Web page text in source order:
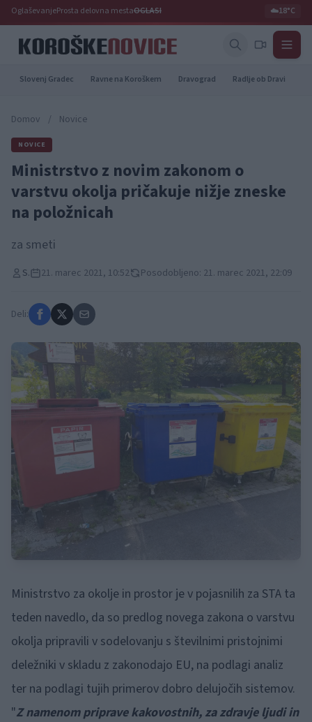
OglaševanjeProsta delovna mestaOGLASI ☁️18°C
Slovenj Gradec Ravne na Koroškem Dravograd Radlje ob Dravi
Domov / Novice
NOVICE
Ministrstvo z novim zakonom o
varstvu okolja pričakuje nižje zneske
na položnicah
za smeti
S. 21. marec 2021, 10:52 Posodobljeno: 21. marec 2021, 22:09
Deli:
Ministrstvo za okolje in prostor je v pojasnilih za STA ta
teden navedlo, da so predlog novega zakona o varstvu
okolja pripravili v sodelovanju s številnimi pristojnimi
deležniki v skladu z zakonodajo EU, na podlagi analiz
ter na podlagi tujih primerov dobro delujočih sistemov.
"Z namenom priprave kakovostnih, za zdravje ljudi in